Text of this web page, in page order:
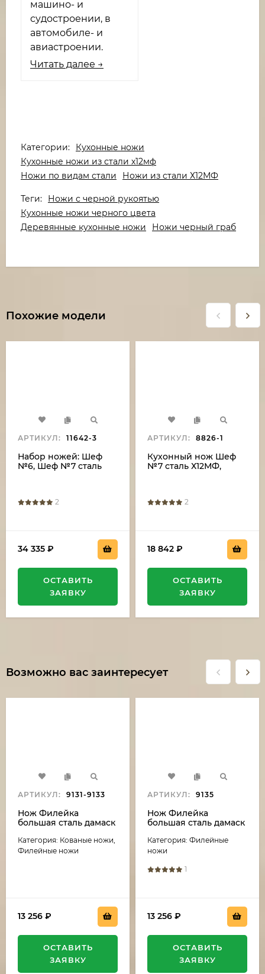
машино- и
судостроении, в
автомобиле- и
авиастроении.
Читать далее →
Категории:
Кухонные ножи
Кухонные ножи из стали х12мф
Ножи по видам стали
Ножи из стали Х12МФ
Теги:
Ножи с черной рукоятью
Кухонные ножи черного цвета
Деревянные кухонные ножи
Ножи черный граб
Похожие модели
АРТИКУЛ: 11642-3
Набор ножей: Шеф
№6, Шеф №7 сталь
2
34 335 ₽
ОСТАВИТЬ
ЗАЯВКУ
АРТИКУЛ: 8826-1
Кухонный нож Шеф
№7 сталь Х12МФ,
2
18 842 ₽
ОСТАВИТЬ
ЗАЯВКУ
Возможно вас заинтересует
АРТИКУЛ: 9131-9133
Нож Филейка
большая сталь дамаск
зеленый и черный
граб
Категория: Кованые ножи,
Филейные ножи
13 256 ₽
ОСТАВИТЬ
ЗАЯВКУ
АРТИКУЛ: 9135
Нож Филейка
большая сталь дамаск
и черный граб
Категория: Филейные
ножи
1
13 256 ₽
ОСТАВИТЬ
ЗАЯВКУ